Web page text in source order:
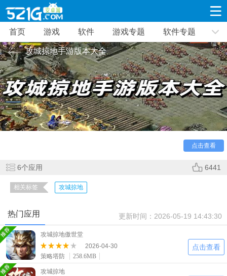
游戏 软件 游戏专题 软件专题 新闻资讯
角色扮演
19332款应用
射击枪战
8693款应用
策略塔防
10012款应用
休闲益智
39347款应用
动作闯关
12966款应用
冒险解谜
9188款应用
体育运动
音乐舞蹈
二次元
587款应用
10773款应用
942款应用
仙侠手游
首页 游戏 软件 游戏专题 软件专题
攻城掠地手游版本大全
点击查看
6个应用 6441
相关标签 攻城掠地
热门应用 更新时间： 2026-05-19 14:43:30
攻城掠地傲世堂
2026-04-30
策略塔防
258.6MB
点击查看
攻城掠地